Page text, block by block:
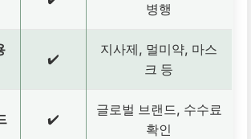
병행
✔️
지사제, 멀미약, 마스
크 등
✔️
글로벌 브랜드, 수수료
확인